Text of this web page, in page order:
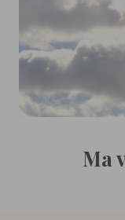
Ma